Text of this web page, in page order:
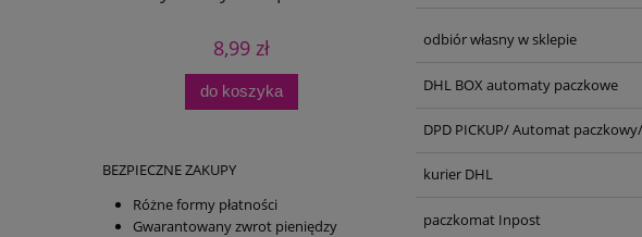
8,99 zł
do koszyka
BEZPIECZNE ZAKUPY
Różne formy płatności
Gwarantowany zwrot pieniędzy
Cena
odbiór własny w sklepie
DHL BOX automaty paczkowe
DPD PICKUP/ Automat
kurier DHL
paczkomat Inpost